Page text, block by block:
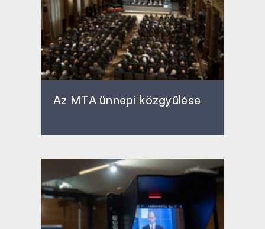
Az MTA ünnepi közgyűlése